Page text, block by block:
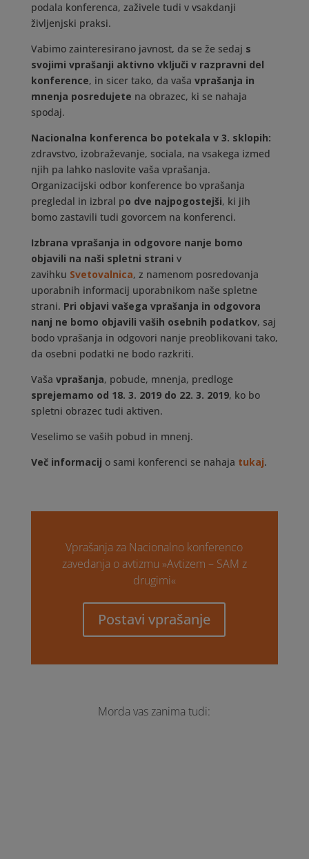
podala konferenca, zaživele tudi v vsakdanji
življenjski praksi.
Vabimo zainteresirano javnost, da se že sedaj s
svojimi vprašanji aktivno vključi v razpravni del
konference, in sicer tako, da vaša vprašanja in
mnenja posredujete na obrazec, ki se nahaja
spodaj.
Nacionalna konferenca bo potekala v 3. sklopih:
zdravstvo, izobraževanje, sociala, na vsakega izmed
njih pa lahko naslovite vaša vprašanja.
Organizacijski odbor konference bo vprašanja
pregledal in izbral po dve najpogostejši, ki jih
bomo zastavili tudi govorcem na konferenci.
Izbrana vprašanja in odgovore nanje bomo
objavili na naši spletni strani v
zavihku Svetovalnica, z namenom posredovanja
uporabnih informacij uporabnikom naše spletne
strani. Pri objavi vašega vprašanja in odgovora
nanj ne bomo objavili vaših osebnih podatkov, saj
bodo vprašanja in odgovori nanje preoblikovani tako,
da osebni podatki ne bodo razkriti.
Vaša vprašanja, pobude, mnenja, predloge
sprejemamo od 18. 3. 2019 do 22. 3. 2019, ko bo
spletni obrazec tudi aktiven.
Veselimo se vaših pobud in mnenj.
Več informacij o sami konferenci se nahaja tukaj.
Vprašanja za Nacionalno konferenco
zavedanja o avtizmu »Avtizem – SAM z
drugimi«
Postavi vprašanje
Morda vas zanima tudi: